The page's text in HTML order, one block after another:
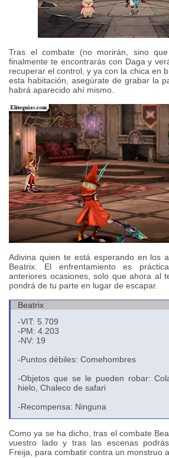
Tras el combate (no morirán, sino
finalmente te encontrarás con Daga y
recuperar el control, y ya con la chica en
esta habitación, asegúrate de grabar la
habrá aparecido ahí mismo.
Adivina quien te está esperando en los
Beatrix. El enfrentamiento es
anteriores ocasiones, solo que ahora al
pondrá de tu parte en lugar de escapar.
Beatrix
-VIT: 5.709
-PM: 4.203
-NV: 19
-Puntos débiles: Comehombres
-Objetos que se le pueden robar:
hielo, Chaleco de safari
-Recompensa: Ninguna
Como ya se ha dicho, tras el combate
vuestro lado y tras las escenas
Freija, para combatir contra un monstruo